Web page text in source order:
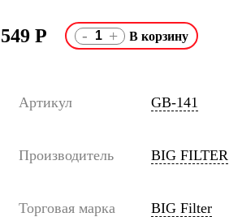
549 Р - +
Артикул GB-141
Производитель BIG FILTER
Торговая марка BIG Filter